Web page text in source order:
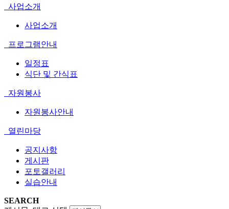
사업소개
사업소개
프로그램안내
일정표
식단 및 간식표
자원봉사
자원봉사안내
열린마당
공지사항
게시판
포토갤러리
실습안내
SEARCH